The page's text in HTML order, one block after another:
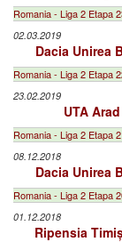
Romania - Liga 2 Etapa
02.03.2019
Dacia Unirea
Romania - Liga 2 Etapa
23.02.2019
UTA Arad
Romania - Liga 2 Etapa
08.12.2018
Dacia Unirea
Romania - Liga 2 Etapa
01.12.2018
Ripensia